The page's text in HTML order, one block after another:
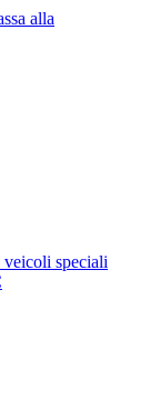
alla
speciali